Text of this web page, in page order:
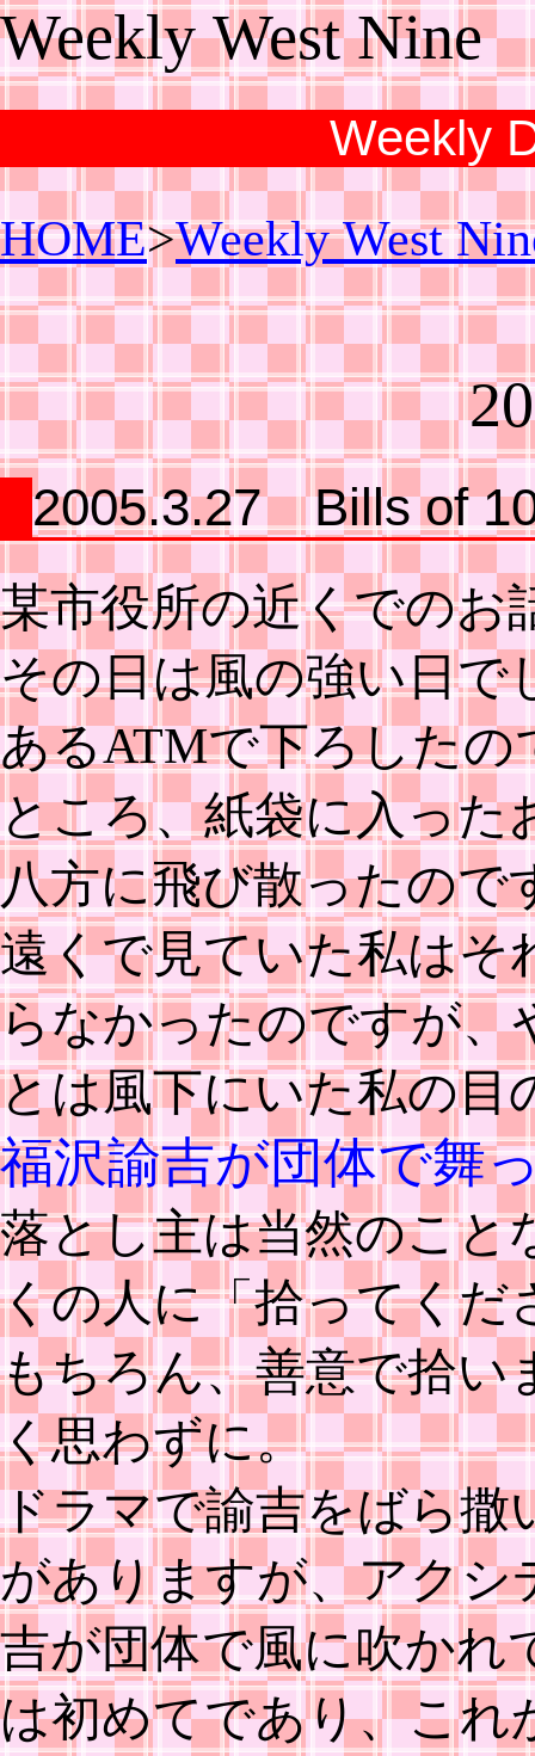
Weekly West Nine
HOME>Weekly West
2005.3.27 Bills of
某市役所の近くでのお
その日は風の強い日で
あるATMで下ろした
ところ、紙袋に入った
八方に飛び散ったので
遠くで見ていた私はそ
らなかったのですが
とは風下にいた私の目
福沢諭吉が団体で舞
落とし主は当然のこと
くの人に「拾ってくだ
もちろん、善意で拾い
く思わずに。
ドラマで諭吉をばら撒
がありますが、アクシ
吉が団体で風に吹かれ
は初めてであり、これ